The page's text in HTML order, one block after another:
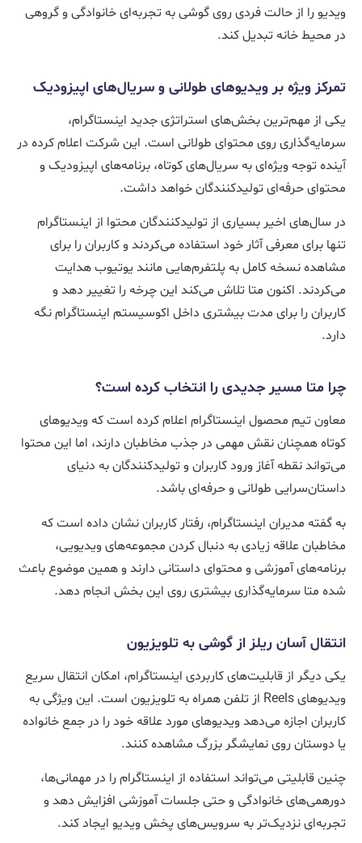
ویدیو را از حالت فردی روی گوشی به تجربه‌ای خانوادگی و گروهی
در محیط خانه تبدیل کند.
تمرکز ویژه بر ویدیوهای طولانی و سریال‌های اپیزودیک
یکی از مهم‌ترین بخش‌های استراتژی جدید اینستاگرام،
سرمایه‌گذاری روی محتوای طولانی است. این شرکت اعلام کرده در
آینده توجه ویژه‌ای به سریال‌های کوتاه، برنامه‌های اپیزودیک و
محتوای حرفه‌ای تولیدکنندگان خواهد داشت.
در سال‌های اخیر بسیاری از تولیدکنندگان محتوا از اینستاگرام
تنها برای معرفی آثار خود استفاده می‌کردند و کاربران را برای
مشاهده نسخه کامل به پلتفرم‌هایی مانند یوتیوب هدایت
می‌کردند. اکنون متا تلاش می‌کند این چرخه را تغییر دهد و
کاربران را برای مدت بیشتری داخل اکوسیستم اینستاگرام نگه
دارد.
چرا متا مسیر جدیدی را انتخاب کرده است؟
معاون تیم محصول اینستاگرام اعلام کرده است که ویدیوهای
کوتاه همچنان نقش مهمی در جذب مخاطبان دارند، اما این محتوا
می‌تواند نقطه آغاز ورود کاربران و تولیدکنندگان به دنیای
داستان‌سرایی طولانی و حرفه‌ای باشد.
به گفته مدیران اینستاگرام، رفتار کاربران نشان داده است که
مخاطبان علاقه زیادی به دنبال کردن مجموعه‌های ویدیویی،
برنامه‌های آموزشی و محتوای داستانی دارند و همین موضوع باعث
شده متا سرمایه‌گذاری بیشتری روی این بخش انجام دهد.
انتقال آسان ریلز از گوشی به تلویزیون
یکی دیگر از قابلیت‌های کاربردی اینستاگرام، امکان انتقال سریع
ویدیوهای Reels از تلفن همراه به تلویزیون است. این ویژگی به
کاربران اجازه می‌دهد ویدیوهای مورد علاقه خود را در جمع خانواده
یا دوستان روی نمایشگر بزرگ مشاهده کنند.
چنین قابلیتی می‌تواند استفاده از اینستاگرام را در مهمانی‌ها،
دورهمی‌های خانوادگی و حتی جلسات آموزشی افزایش دهد و
تجربه‌ای نزدیک‌تر به سرویس‌های پخش ویدیو ایجاد کند.